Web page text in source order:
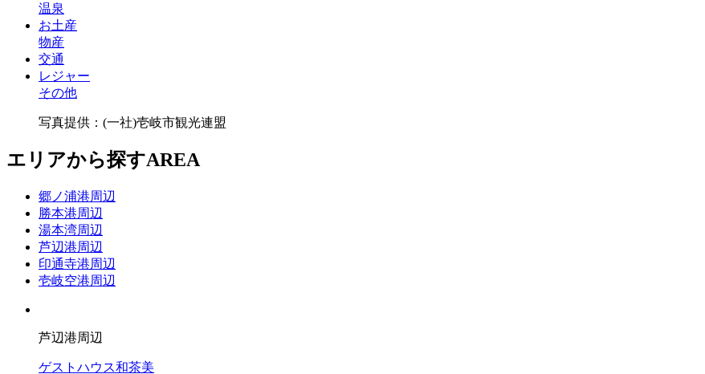
温泉
お土産
物産
交通
レジャー
その他
写真提供：(一社)壱岐市観光連盟
エリアから探すAREA
郷ノ浦港周辺
勝本港周辺
湯本湾周辺
芦辺港周辺
印通寺港周辺
壱岐空港周辺
芦辺港周辺
ゲストハウス和茶美